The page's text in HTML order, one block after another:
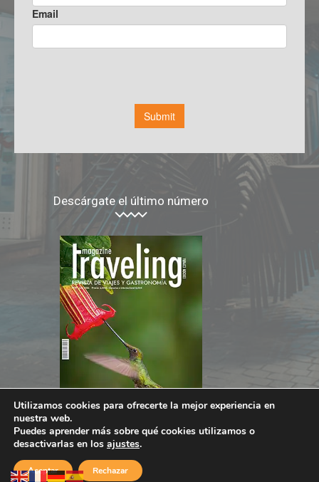
Descárgate el último número
Utilizamos cookies para ofrecerte la mejor experiencia en
nuestra web.
Puedes aprender más sobre qué cookies utilizamos o
desactivarlas en los ajustes.
Aceptar Rechazar